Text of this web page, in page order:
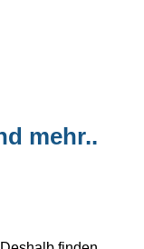
mehr..